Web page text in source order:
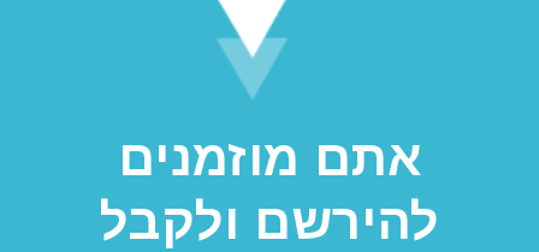
אתם מוזמנים
להירשם ולקבל